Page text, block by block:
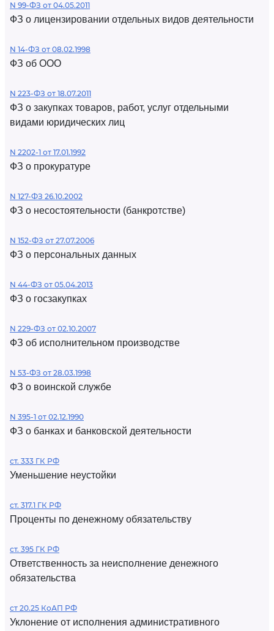
N 99-ФЗ от 04.05.2011
ФЗ о лицензировании отдельных видов деятельности
N 14-ФЗ от 08.02.1998
ФЗ об ООО
N 223-ФЗ от 18.07.2011
ФЗ о закупках товаров, работ, услуг отдельными
видами юридических лиц
N 2202-1 от 17.01.1992
ФЗ о прокуратуре
N 127-ФЗ 26.10.2002
ФЗ о несостоятельности (банкротстве)
N 152-ФЗ от 27.07.2006
ФЗ о персональных данных
N 44-ФЗ от 05.04.2013
ФЗ о госзакупках
N 229-ФЗ от 02.10.2007
ФЗ об исполнительном производстве
N 53-ФЗ от 28.03.1998
ФЗ о воинской службе
N 395-1 от 02.12.1990
ФЗ о банках и банковской деятельности
ст. 333 ГК РФ
Уменьшение неустойки
ст. 317.1 ГК РФ
Проценты по денежному обязательству
ст. 395 ГК РФ
Ответственность за неисполнение денежного
обязательства
ст 20.25 КоАП РФ
Уклонение от исполнения административного